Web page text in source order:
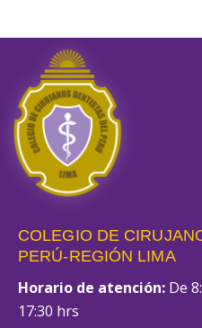
COLEGIO DE
PERÚ-REGIÓN LIMA
Horario de atención: De
17:30 hrs